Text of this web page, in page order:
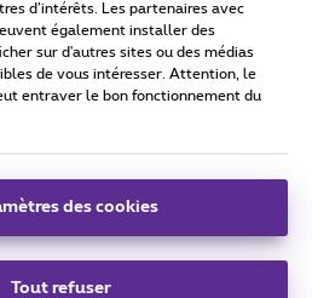
- B-1030 Bruxelles.
d’intérêts. Les partenaires avec
également installer des
sur d'autres sites ou des médias
de vous intéresser. Attention, le
entraver le bon fonctionnement du
des cookies
Tout refuser